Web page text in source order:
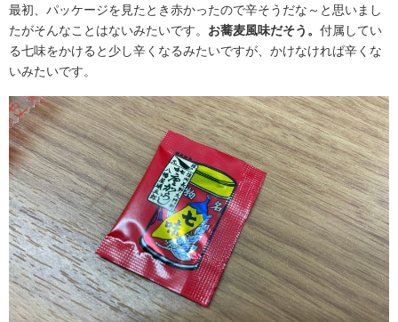
最初、パッケージを見たとき赤かったので辛そうだな～と思いまし
たがそんなことはないみたいです。 お蕎麦風味だそう。 付属してい
る七味をかけると少し辛くなるみたいですが、かけなければ辛くな
いみたいです。